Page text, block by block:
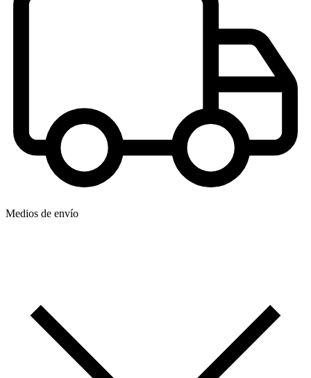
Medios de envío